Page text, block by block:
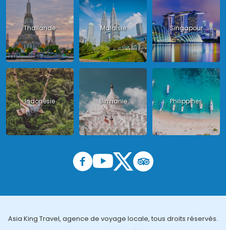
Thailande Malaisie Singapour
Indonésie Birmanie Philippines
Asia King Travel, agence de voyage locale, tous droits réservés.